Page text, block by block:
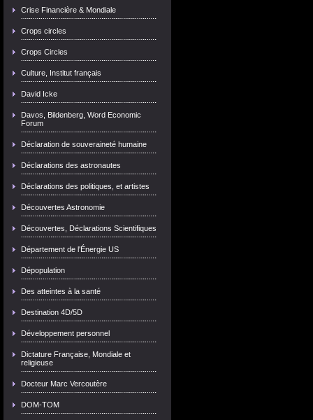
Crise Financière & Mondiale
Crops circles
Crops Circles
Culture, Institut français
David Icke
Davos, Bildenberg, Word Economic
Forum
Déclaration de souveraineté humaine
Déclarations des astronautes
Déclarations des politiques, et artistes
Découvertes Astronomie
Découvertes, Déclarations Scientifiques
Département de l'Énergie US
Dépopulation
Des atteintes à la santé
Destination 4D/5D
Développement personnel
Dictature Française, Mondiale et
religieuse
Docteur Marc Vercoutère
DOM-TOM